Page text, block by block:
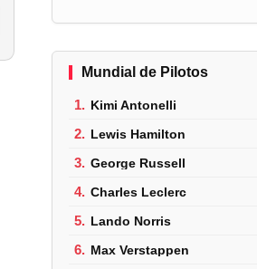
Mundial de Pilotos
1. Kimi Antonelli
2. Lewis Hamilton
3. George Russell
4. Charles Leclerc
5. Lando Norris
6. Max Verstappen